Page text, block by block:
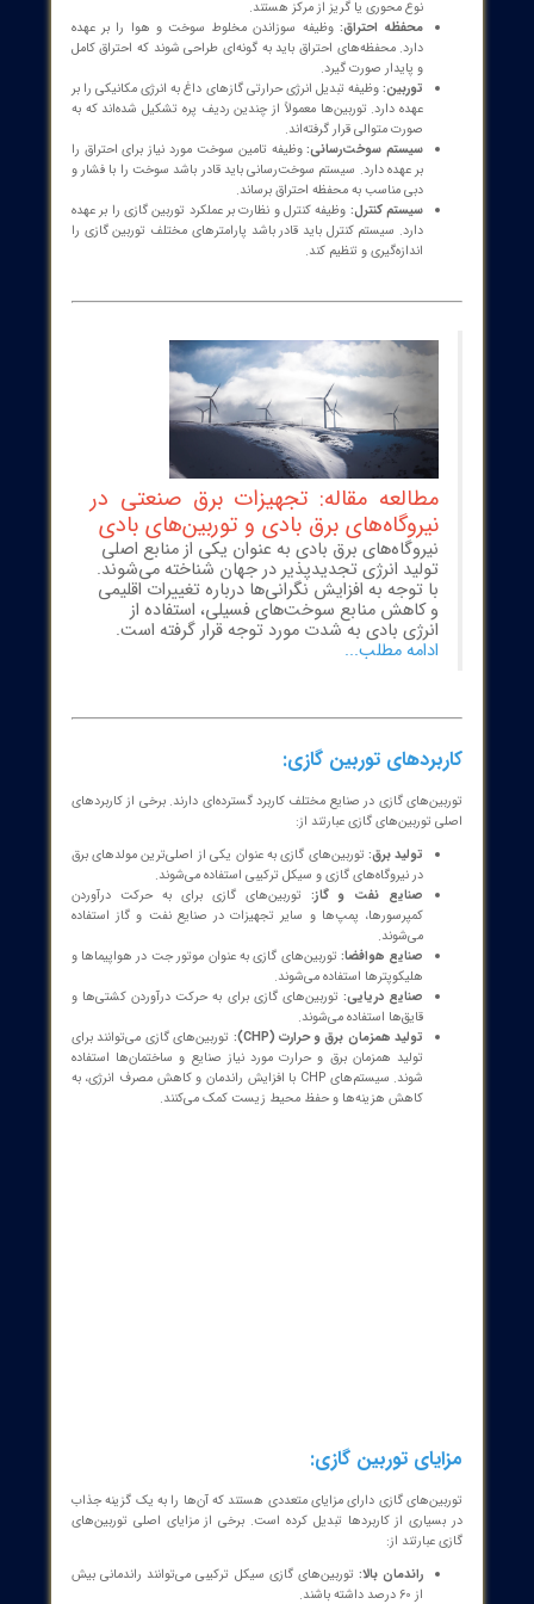
گازی چگونه کار می‌کند؟
گازی یک موتور حرارتی است که انرژی شیمیایی سوخت را به انرژی
تبدیل می‌کند. این فرآیند شامل سه مرحله اصلی است: فشرده‌سازی
احتراق سوخت و انبساط گازهای داغ. در مرحله اول، هوا توسط کمپرسور
شده و وارد محفظه احتراق می‌شود. در مرحله دوم، سوخت به هوا اضافه
مخلوط سوخت و هوا در محفظه احتراق سوزانده می‌شود. گازهای داغ
حاصل از چرخش توربین می‌تواند برای تولید برق توسط ژنراتور یا
به حرکت درآوردن سایر تجهیزات استفاده شود.
اصلی توربین گازی:
گازی از اجزای مختلفی تشکیل شده است که هر کدام وظیفه خاصی را
دارند. اجزای اصلی توربین گازی عبارتند از:
وظیفه فشرده‌سازی هوا را بر عهده دارد. کمپرسورها معمولاً از
نوع محوری یا گریز از مرکز هستند.
محفظه احتراق:وظیفه سوزاندن مخلوط سوخت و هوا را بر عهده
دارد. محفظه‌های احتراق باید به گونه‌ای طراحی شوند که احتراق کامل
و پایدار صورت گیرد.
صورت متوالی قرار گرفته‌اند.
سیستم سوخت‌رسانی: وظیفه تامین سوخت مورد نیاز برای احتراق را
بر عهده دارد. سیستم سوخت‌رسانی باید قادر باشد سوخت را با فشار و
دبی مناسب به محفظه احتراق برساند.
سیستم کنترل:وظیفه کنترل و نظارت بر عملکرد توربین گازی را بر عهده
دارد. سیستم کنترل باید قادر باشد پارامترهای مختلف توربین گازی را
اندازه‌گیری و تنظیم کند.
توربین گازی:
گازی در صنایع مختلف کاربرد گسترده‌ای دارند. برخی از کاربردهای
گازی عبارتند از: